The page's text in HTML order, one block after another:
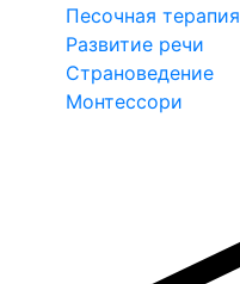
Песочная терапия
Развитие речи
Страноведение
Монтессори